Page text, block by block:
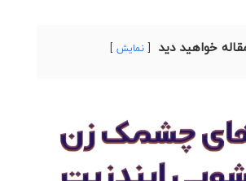
خواهید دید نمایش